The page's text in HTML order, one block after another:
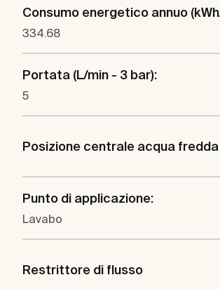
Consumo energetico annuo
334.68
Portata (L/min - 3 bar):
5
Posizione centrale acqua fredda
Punto di applicazione:
Lavabo
Restrittore di flusso